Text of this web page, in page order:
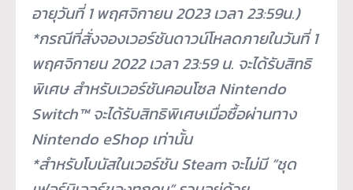
อายุวันที่ 1 พฤศจิกายน 2023 เวลา 23:59น.)
*กรณีที่สั่งจองเวอร์ชันดาวน์โหลดภายในวันที่ 1
พฤศจิกายน 2022 เวลา 23:59 น. จะได้รับสิทธิ
พิเศษ สำหรับเวอร์ชันคอนโซล Nintendo
Switch™ จะได้รับสิทธิพิเศษเมื่อซื้อผ่านทาง
Nintendo eShop เท่านั้น
*สำหรับโบนัสในเวอร์ชัน Steam จะไม่มี “ชุด